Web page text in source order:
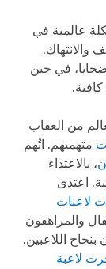
عالمية في
في حين
من العقاب
متهميهم. اتُهم
، بالاعتداء
الأشهر الـ 18 الماضية. اعتدى
لاعبات
والمراهقون
بنجاح اللاعبين.
لاعبة